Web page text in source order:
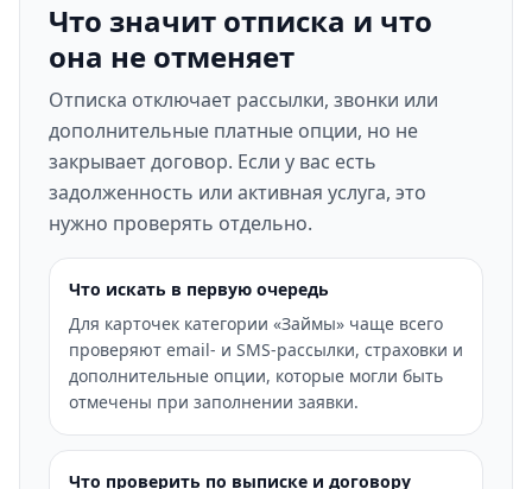
Что значит отписка и что
она не отменяет
Отписка отключает рассылки, звонки или
дополнительные платные опции, но не
закрывает договор. Если у вас есть
задолженность или активная услуга, это
нужно проверять отдельно.
Что искать в первую очередь
Для карточек категории «Займы» чаще всего
проверяют email- и SMS-рассылки, страховки и
дополнительные опции, которые могли быть
отмечены при заполнении заявки.
Что проверить по выписке и договору